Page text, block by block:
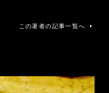
この著者の記事一覧へ